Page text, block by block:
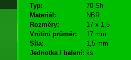
Typ:
70 Sh
Materiál:
NBR
Rozměry:
17 x 1,5
Vnitřní průměr:
17 mm
Síla:
1,5 mm
Jednotka / balení: ks